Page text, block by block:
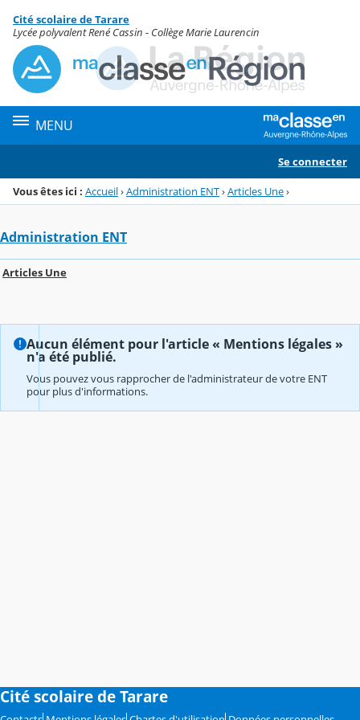
Menu de la rubrique
Contenu
Cité scolaire de Tarare
Lycée polyvalent René Cassin - Collège Marie Laurencin
MENU
Se connecter
Vous êtes ici : Accueil›Administration ENT›Articles Une›
Administration ENT
Articles Une
Aucun élément pour l'article « Mentions légales »
n'a été publié.
Vous pouvez vous rapprocher de l'administrateur de votre ENT
pour plus d'informations.
Cité scolaire de Tarare